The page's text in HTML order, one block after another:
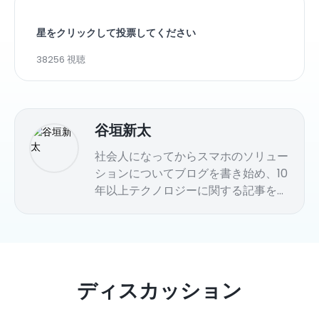
星をクリックして投票してください
38256 視聴
谷垣新太
社会人になってからスマホのソリュー
ションについてブログを書き始め、10
年以上テクノロジーに関する記事を書
解しています。
ディスカッション